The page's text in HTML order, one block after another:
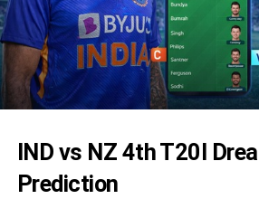
IND vs NZ 4th T20I
Prediction